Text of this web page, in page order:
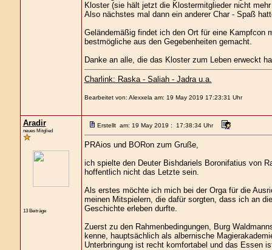
Kloster (sie hält jetzt die Klostermitglieder nicht
Also nächstes mal dann ein anderer Char - Spaß
Geländemäßig findet ich den Ort für eine Kampfcon
bestmögliche aus den Gegebenheiten gemacht.
Danke an alle, die das Kloster zum Leben erweckt
Charlink: Raska - Saliah - Jadra u.a.
Bearbeitet von: Alexxela am: 19 May 2019 17:23:31 Uhr
Aradir
neues Mitglied
13 Beiträge
Erstellt am: 19 May 2019 : 17:38:34 Uhr
PRAios und BORon zum Gruße,
ich spielte den Deuter Bishdariels Boronifatius von
hoffentlich nicht das Letzte sein.
Als erstes möchte ich mich bei der Orga für die
meinen Mitspielern, die dafür sorgten, dass ich an
Geschichte erleben durfte.
Zuerst zu den Rahmenbedingungen, Burg
kenne, hauptsächlich als albernische
Unterbringung ist recht komfortabel und das Essen